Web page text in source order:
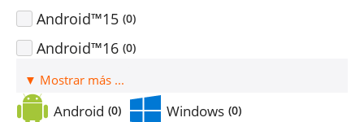
Android™15 (0)
Android™16 (0)
▼ Mostrar más ...
Android (0) Windows (0)